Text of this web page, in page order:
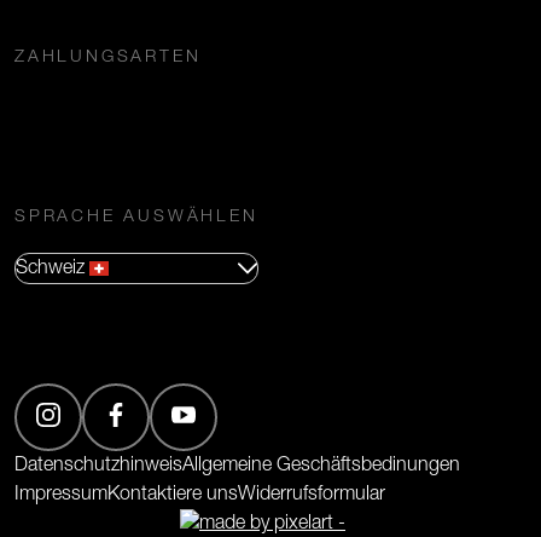
ZAHLUNGSARTEN
SPRACHE AUSWÄHLEN
Schweiz
DatenschutzhinweisAllgemeine Geschäftsbedinungen
ImpressumKontaktiere unsWiderrufsformular
(Öffnet in neuem Tab)
(Öffnet in neuem Tab)
(Öffnet in neuem Tab)